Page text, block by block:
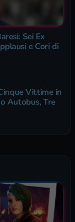
Sei Ex
e Cori di
Vittime in
Autobus, Tre